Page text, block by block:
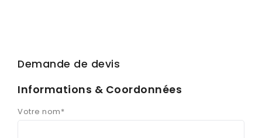
Demande de devis
Informations & Coordonnées
Votre nom*